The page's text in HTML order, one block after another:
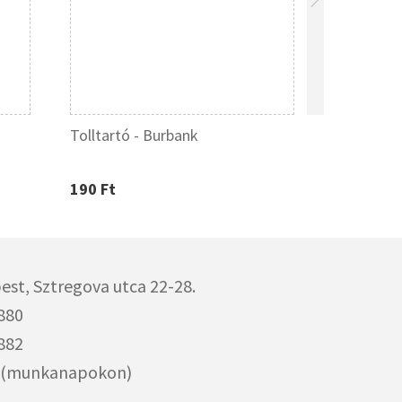
Tolltartó - Burbank
190 Ft
Sztregova utca 22-28.
(munkanapokon)